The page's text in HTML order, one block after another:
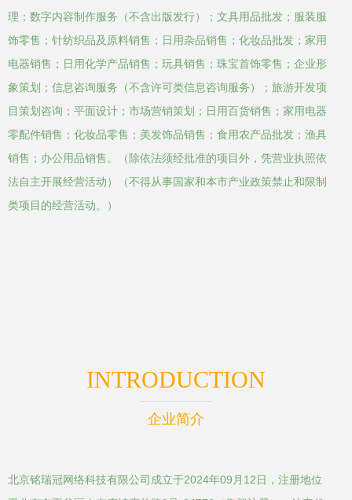
理；数字内容制作服务（不含出版发行）；文具用品批发；服装服
饰零售；针纺织品及原料销售；日用杂品销售；化妆品批发；家用
电器销售；日用化学产品销售；玩具销售；珠宝首饰零售；企业形
象策划；信息咨询服务（不含许可类信息咨询服务）；旅游开发项
目策划咨询；平面设计；市场营销策划；日用百货销售；家用电器
零配件销售；化妆品零售；美发饰品销售；食用农产品批发；渔具
销售；办公用品销售。（除依法须经批准的项目外，凭营业执照依
法自主开展经营活动）（不得从事国家和本市产业政策禁止和限制
类项目的经营活动。）
INTRODUCTION
企业简介
北京铭瑞冠网络科技有限公司成立于2024年09月12日，注册地位